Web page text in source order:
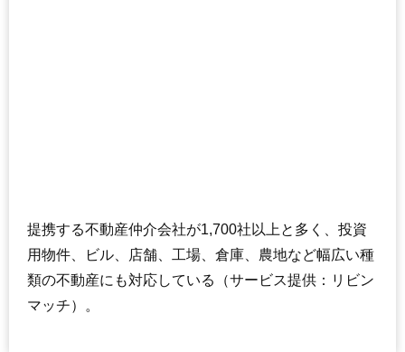
住所 東京都八王子市長沼町
交通 北野駅（11分）
相場 2,500万円～2,700万円
(39.1万円/㎡~42.2万円/㎡)
提携する不動産仲介会社が1,700社以上と多く、投資
用物件、ビル、店舗、工場、倉庫、農地など幅広い種
類の不動産にも対応している（サービス提供：リビン
マッチ）。